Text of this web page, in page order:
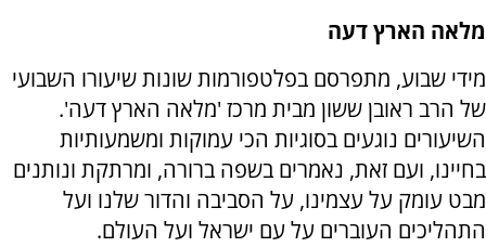
מלאה הארץ דעה
מידי שבוע, מתפרסם בפלטפורמות שונות שיעורו השבועי
של הרב ראובן ששון מבית מרכז 'מלאה הארץ דעה'.
השיעורים נוגעים בסוגיות הכי עמוקות ומשמעותיות
בחיינו, ועם זאת, נאמרים בשפה ברורה, ומרתקת ונותנים
מבט עומק על עצמינו, על הסביבה והדור שלנו ועל
התהליכים העוברים על עם ישראל ועל העולם.